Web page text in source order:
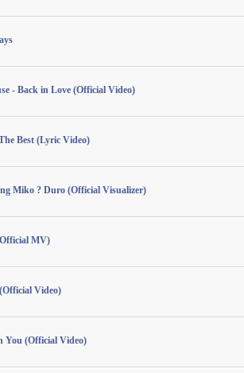
- Back in Love (Official Video)
Best (Lyric Video)
Miko ? Duro (Official Visualizer)
MV)
Video)
You (Official Video)